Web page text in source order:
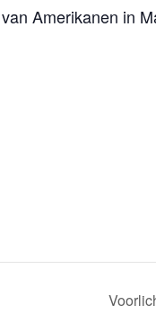
Amerikanen in